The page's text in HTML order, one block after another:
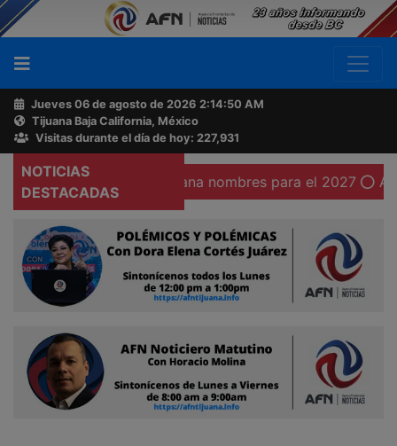
Jueves 06 de agosto de 2026 2:14:51 AM
Tijuana Baja California, México
Visitas durante el día de hoy: 227,931
NOTICIAS
DESTACADAS
el PAN de Tijuana nombres para el 2027
Buscador
Acerca
de
AFN
Ventas
Contacto
Reportero
Ciudadano